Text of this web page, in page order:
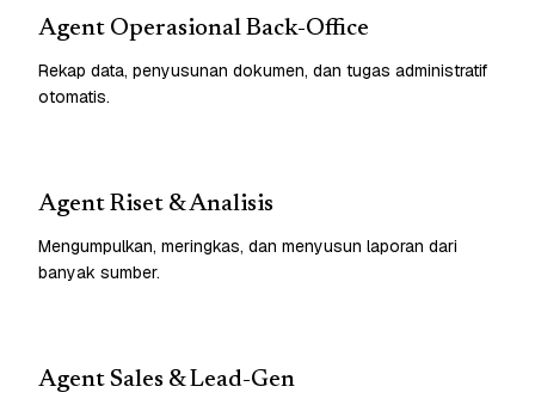
Agent Operasional Back-Office
Rekap data, penyusunan dokumen, dan tugas administratif
otomatis.
Agent Riset & Analisis
Mengumpulkan, meringkas, dan menyusun laporan dari
banyak sumber.
Agent Sales & Lead-Gen